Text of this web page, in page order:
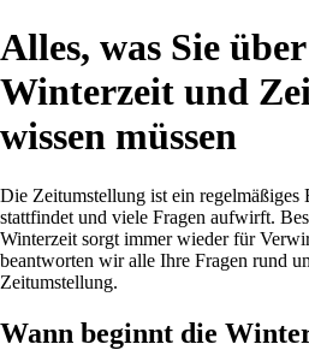
Alles, was Sie
Winterzeit und
wissen müssen
Die Zeitumstellung ist ein regelmäßiges
stattfindet und viele Fragen aufwirft.
Winterzeit sorgt immer wieder für
beantworten wir alle Ihre Fragen rund
Zeitumstellung.
Wann beginnt die